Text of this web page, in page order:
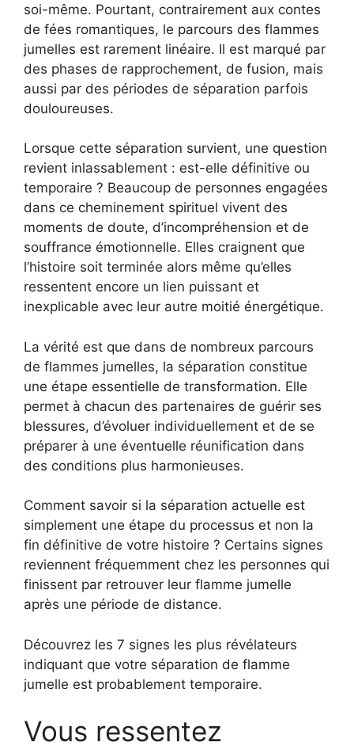
soi-même. Pourtant, contrairement aux contes
de fées romantiques, le parcours des flammes
jumelles est rarement linéaire. Il est marqué par
des phases de rapprochement, de fusion, mais
aussi par des périodes de séparation parfois
douloureuses.
Lorsque cette séparation survient, une question
revient inlassablement : est-elle définitive ou
temporaire ? Beaucoup de personnes engagées
dans ce cheminement spirituel vivent des
moments de doute, d’incompréhension et de
souffrance émotionnelle. Elles craignent que
l’histoire soit terminée alors même qu’elles
ressentent encore un lien puissant et
inexplicable avec leur autre moitié énergétique.
La vérité est que dans de nombreux parcours
de flammes jumelles, la séparation constitue
une étape essentielle de transformation. Elle
permet à chacun des partenaires de guérir ses
blessures, d’évoluer individuellement et de se
préparer à une éventuelle réunification dans
des conditions plus harmonieuses.
Comment savoir si la séparation actuelle est
simplement une étape du processus et non la
fin définitive de votre histoire ? Certains signes
reviennent fréquemment chez les personnes qui
finissent par retrouver leur flamme jumelle
après une période de distance.
Découvrez les 7 signes les plus révélateurs
indiquant que votre séparation de flamme
jumelle est probablement temporaire.
Vous ressentez